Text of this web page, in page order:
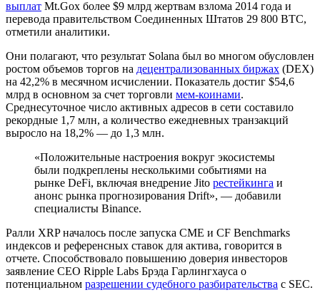
выплат Mt.Gox более $9 млрд жертвам взлома 2014 года и
перевода правительством Соединенных Штатов 29 800 BTC,
отметили аналитики.
Они полагают, что результат Solana был во многом обусловлен
ростом объемов торгов на децентрализованных биржах (DEX)
на 42,2% в месячном исчислении. Показатель достиг $54,6
млрд в основном за счет торговли мем-коинами.
Среднесуточное число активных адресов в сети составило
рекордные 1,7 млн, а количество ежедневных транзакций
выросло на 18,2% — до 1,3 млн.
«Положительные настроения вокруг экосистемы
были подкреплены несколькими событиями на
рынке DeFi, включая внедрение Jito рестейкинга и
анонс рынка прогнозирования Drift», — добавили
специалисты Binance.
Ралли XRP началось после запуска CME и CF Benchmarks
индексов и референсных ставок для актива, говорится в
отчете. Способствовало повышению доверия инвесторов
заявление CEO Ripple Labs Брэда Гарлингхауса о
потенциальном разрешении судебного разбирательства с SEC.